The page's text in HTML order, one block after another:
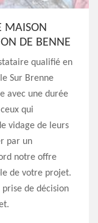
MAISON
DE BENNE
qualifié en
Sur Brenne
avec une durée
qui
vidage de leurs
par un
notre offre
de votre projet.
de décision